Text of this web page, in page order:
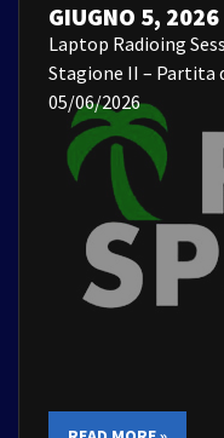
GIUGNO 5, 2026
Laptop Radioing
Stagione II – Partita
05/06/2026